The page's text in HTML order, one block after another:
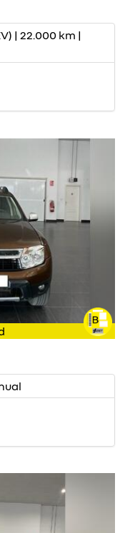
| 22.000 km |